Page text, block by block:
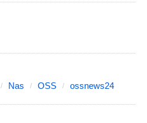
Nas OSS ossnews24